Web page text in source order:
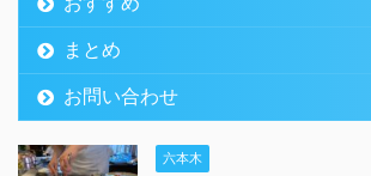
まとめ
お問い合わせ
六本木